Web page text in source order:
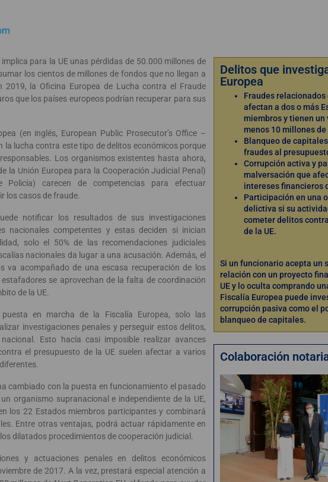
para la UE unas pérdidas de 50.000 millones de
los cientos de millones de fondos que no llegan a
la Oficina Europea de Lucha contra el Fraude
que los países europeos podrían recuperar para sus
(en inglés, European Public Prosecutor’s Office –
la lucha contra este tipo de delitos económicos porque
Los organismos existentes hasta ahora,
la Unión Europea para la Cooperación Judicial Penal)
Policía) carecen de competencias para efectuar
los casos de fraude.
notificar los resultados de sus investigaciones
nacionales competentes y estas deciden si inician
solo el 50% de las recomendaciones judiciales
nacionales da lugar a una acusación. Además, el
va acompañado de una escasa recuperación de los
se aprovechan de la falta de coordinación
de la UE.
en marcha de la Fiscalía Europea, solo las
investigaciones penales y perseguir estos delitos,
Esto hacía casi imposible realizar avances
el presupuesto de la UE suelen afectar a varios
cambiado con la puesta en funcionamiento el pasado
organismo supranacional e independiente de la UE,
los 22 Estados miembros participantes y combinará
Entre otras ventajas, podrá actuar rápidamente en
dilatados procedimientos de cooperación judicial.
y actuaciones penales en delitos económicos
de 2017. A la vez, prestará especial atención a
Delitos que
Europea
Fraudes relacionados
afectan a dos o más
miembros y tienen un
menos 10 millones de
Blanqueo de
fraudes al
Corrupción activa y
malversación que
intereses financieros
Participación en una
delictiva si su
cometer delitos
de la UE.
Si un funcionario acepta un
relación con un proyecto
UE y lo oculta comprando
Fiscalía Europea puede
corrupción pasiva como el
blanqueo de capitales.
Colaboración